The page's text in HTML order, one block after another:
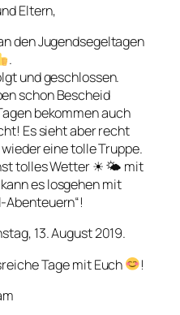
Eltern,
den Jugendsegeltagen
.
und geschlossen.
schon Bescheid
bekommen auch
Es sieht aber recht
eine tolle Truppe.
tolles Wetter ☀ 🌤 mit
es losgehen mit
13. August 2019.
Tage mit Euch
!